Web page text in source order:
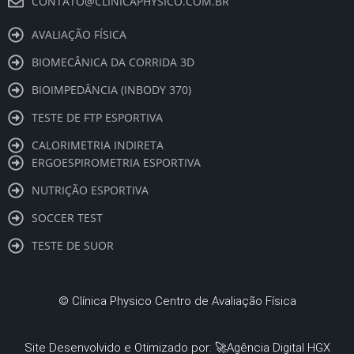
AVALIAÇÃO FÍSICA
BIOMECÂNICA DA CORRIDA 3D
BIOIMPEDÂNCIA (INBODY 370)
TESTE DE FTP ESPORTIVA
CALORIMETRIA INDIRETA
ERGOESPIROMETRIA ESPORTIVA
NUTRIÇÃO ESPORTIVA
SOCCER TEST
TESTE DE SUOR
© Clínica Physico Centro de Avaliação Física
Site Desenvolvido e Otimizado por: 🚀Agência Digital HGX